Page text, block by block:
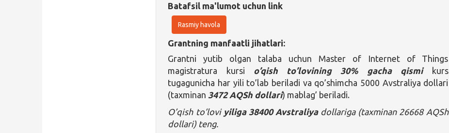
Batafsil ma'lumot uchun link
Rasmiy havola
Grantning manfaatli jihatlari:
Grantni yutib olgan talaba uchun Master of Internet of Things
magistratura kursi o’qish to’lovining 30% gacha qismikurs
tugagunicha har yili to’lab beriladi va qo’shimcha 5000 Avstraliya dollari
(taxminan 3472 AQSh dollari) mablag’ beriladi.
O’qish to’lovi yiliga 38400 Avstraliyadollariga (taxminan 26668 AQSh
dollari) teng.